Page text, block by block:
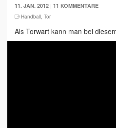
11. JAN. 2012 | 11 KOMMENTARE
Handball, Tor
Als Torwart kann man bei